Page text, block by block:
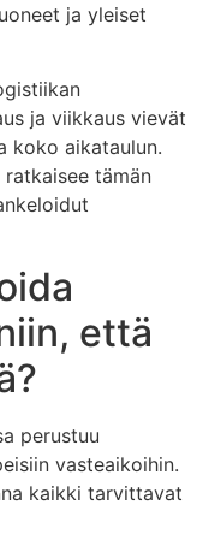
ja yleiset
ja viikkaus vievät
koko aikataulun.
tämän
että
perustuu
vasteaikoihin.
kaikki tarvittavat